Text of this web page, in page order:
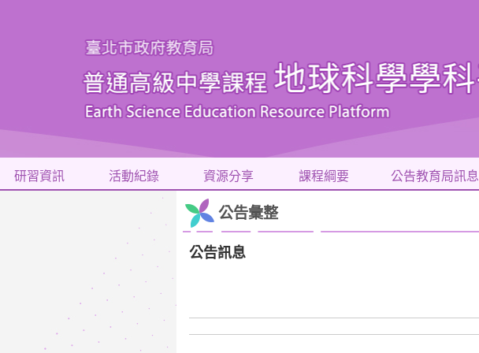
研習資訊 活動紀錄 資源分享 課程綱要 公告教育局訊息
公告彙整
公告訊息